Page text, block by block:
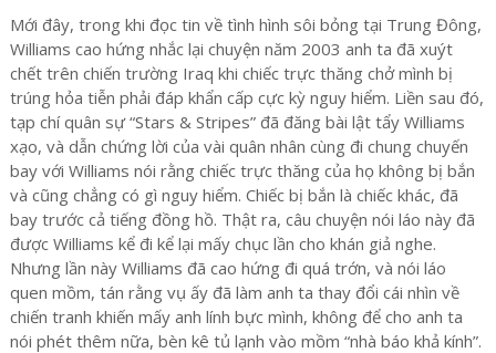
Mới đây, trong khi đọc tin về tình hình sôi bỏng tại Trung Đông,
Williams cao hứng nhắc lại chuyện năm 2003 anh ta đã xuýt
chết trên chiến trường Iraq khi chiếc trực thăng chở mình bị
trúng hỏa tiễn phải đáp khẩn cấp cực kỳ nguy hiểm. Liền sau đó,
tạp chí quân sự “Stars & Stripes” đã đăng bài lật tẩy Williams
xạo, và dẫn chứng lời của vài quân nhân cùng đi chung chuyến
bay với Williams nói rằng chiếc trực thăng của họ không bị bắn
và cũng chẳng có gì nguy hiểm. Chiếc bị bắn là chiếc khác, đã
bay trước cả tiếng đồng hồ. Thật ra, câu chuyện nói láo này đã
được Williams kể đi kể lại mấy chục lần cho khán giả nghe.
Nhưng lần này Williams đã cao hứng đi quá trớn, và nói láo
quen mồm, tán rằng vụ ấy đã làm anh ta thay đổi cái nhìn về
chiến tranh khiến mấy anh lính bực mình, không để cho anh ta
nói phét thêm nữa, bèn kê tủ lạnh vào mồm “nhà báo khả kính”.